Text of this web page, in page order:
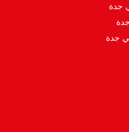
جدة
جدة